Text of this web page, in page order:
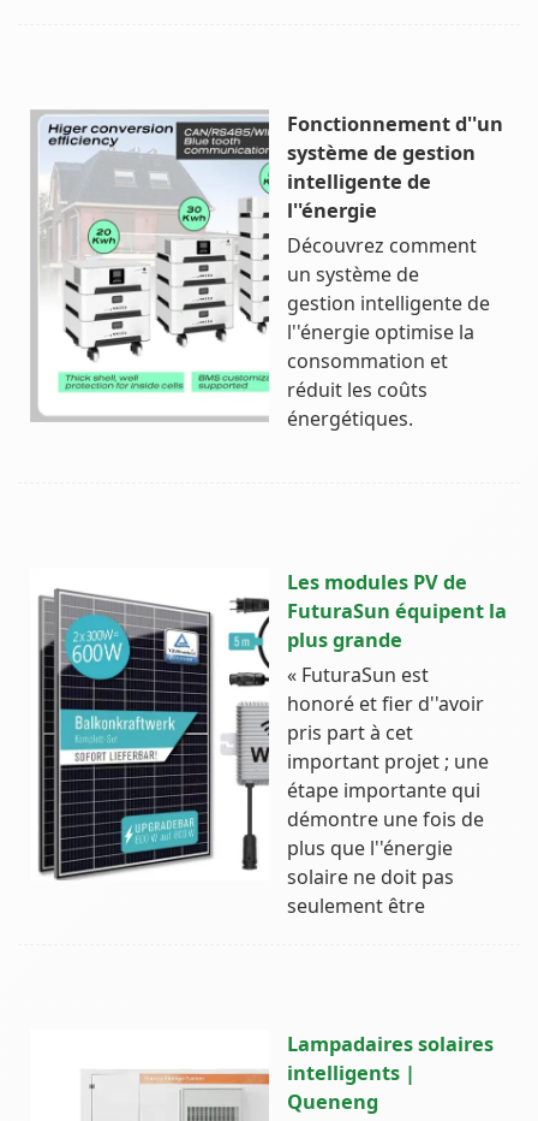
Fonctionnement d''un
système de gestion
intelligente de
l''énergie
Découvrez comment
un système de
gestion intelligente de
l''énergie optimise la
consommation et
réduit les coûts
énergétiques.
Les modules PV de
FuturaSun équipent la
plus grande
« FuturaSun est
honoré et fier d''avoir
pris part à cet
important projet ; une
étape importante qui
démontre une fois de
plus que l''énergie
solaire ne doit pas
seulement être
Lampadaires solaires
intelligents |
Queneng